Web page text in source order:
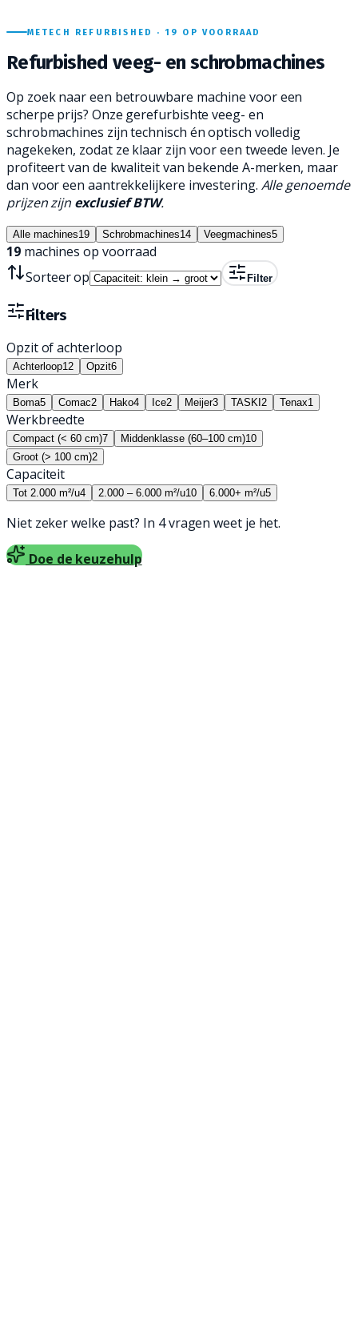
METECH REFURBISHED · 19 OP VOORRAAD
Refurbished veeg- en schrobmachines
Op zoek naar een betrouwbare machine voor een
scherpe prijs? Onze gerefurbishte veeg- en
schrobmachines zijn technisch én optisch volledig
nagekeken, zodat ze klaar zijn voor een tweede leven. Je
profiteert van de kwaliteit van bekende A-merken, maar
dan voor een aantrekkelijkere investering. Alle genoemde
prijzen zijn exclusief BTW.
Alle machines19 Schrobmachines14 Veegmachines5
19machines op voorraad
Sorteer op
Filter
Filters
Opzit of achterloop
Achterloop12 Opzit6
Merk
Boma5 Comac2 Hako4 Ice2 Meijer3 TASKI 2 Tenax1
Werkbreedte
Compact (< 60 cm)7 Middenklasse (60–100 cm)10
Groot (> 100 cm)2
Capaciteit
Tot 2.000 m²/u4 2.000 – 6.000 m²/u10 6.000+ m²/u5
Niet zeker welke past? In 4 vragen weet je het.
Doe de keuzehulp